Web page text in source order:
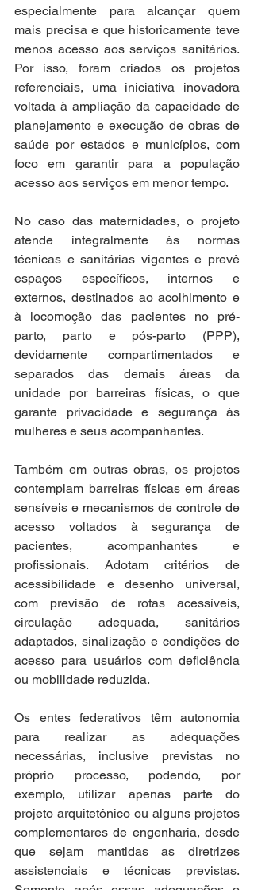
especialmente para alcançar quem
mais precisa e que historicamente teve
menos acesso aos serviços sanitários.
Por isso, foram criados os projetos
referenciais, uma iniciativa inovadora
voltada à ampliação da capacidade de
planejamento e execução de obras de
saúde por estados e municípios, com
foco em garantir para a população
acesso aos serviços em menor tempo.
No caso das maternidades, o projeto
atende integralmente às normas
técnicas e sanitárias vigentes e prevê
espaços específicos, internos e
externos, destinados ao acolhimento e
à locomoção das pacientes no pré-
parto, parto e pós-parto (PPP),
devidamente compartimentados e
separados das demais áreas da
unidade por barreiras físicas, o que
garante privacidade e segurança às
mulheres e seus acompanhantes.
Também em outras obras, os projetos
contemplam barreiras físicas em áreas
sensíveis e mecanismos de controle de
acesso voltados à segurança de
pacientes, acompanhantes e
profissionais. Adotam critérios de
acessibilidade e desenho universal,
com previsão de rotas acessíveis,
circulação adequada, sanitários
adaptados, sinalização e condições de
acesso para usuários com deficiência
ou mobilidade reduzida.
Os entes federativos têm autonomia
para realizar as adequações
necessárias, inclusive previstas no
próprio processo, podendo, por
exemplo, utilizar apenas parte do
projeto arquitetônico ou alguns projetos
complementares de engenharia, desde
que sejam mantidas as diretrizes
assistenciais e técnicas previstas.